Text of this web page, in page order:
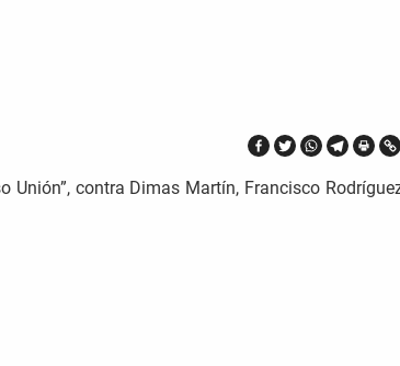
Unión”, contra Dimas Martín, Francisco